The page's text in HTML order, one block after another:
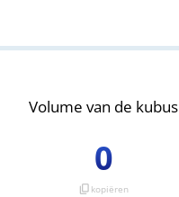
Volume van de kubus
0
content_copy kopiëren